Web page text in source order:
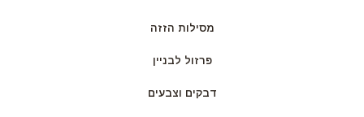
מסילות הזזה
פרזול לבניין
דבקים וצבעים